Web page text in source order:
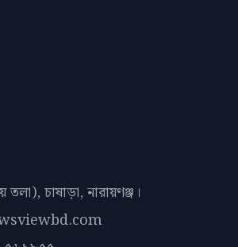
চাষাড়া, নারায়ণঞ্জ।